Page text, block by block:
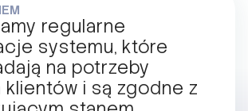
regularne
systemu, które
na potrzeby
klientów i są zgodne z